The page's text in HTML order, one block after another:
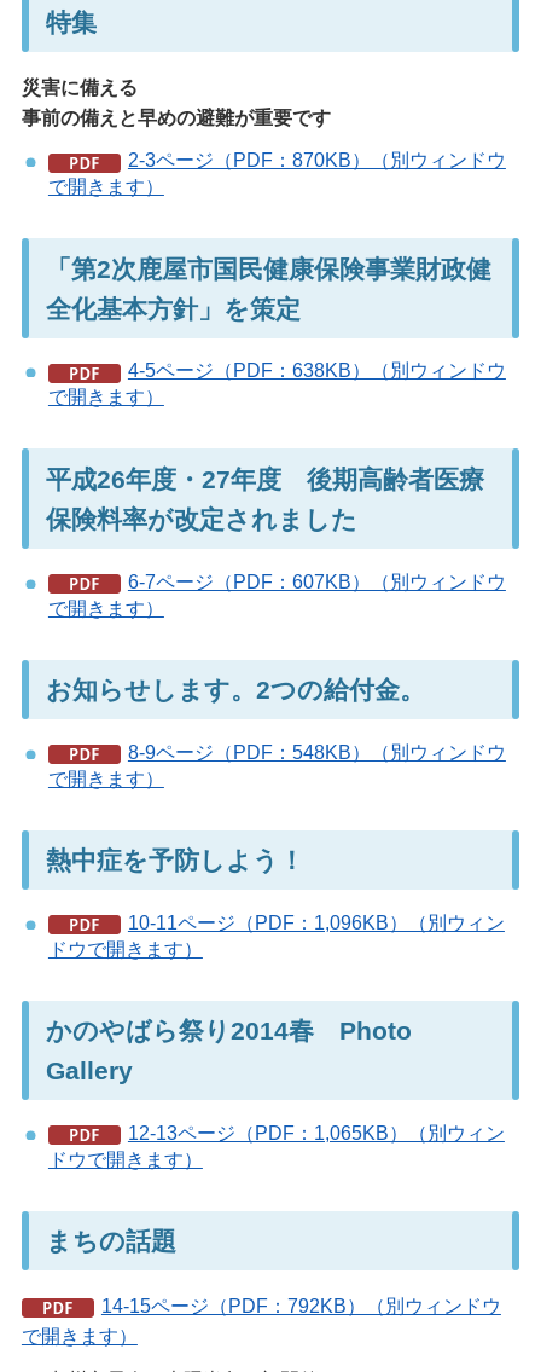
特集
災害に備える
事前の備えと早めの避難が重要です
2-3ページ（PDF：870KB）（別ウィンドウ
で開きます）
「第2次鹿屋市国民健康保険事業財政健
全化基本方針」を策定
4-5ページ（PDF：638KB）（別ウィンドウ
で開きます）
平成26年度・27年度 後期高齢者医療
保険料率が改定されました
6-7ページ（PDF：607KB）（別ウィンドウ
で開きます）
お知らせします。2つの給付金。
8-9ページ（PDF：548KB）（別ウィンドウ
で開きます）
熱中症を予防しよう！
10-11ページ（PDF：1,096KB）（別ウィン
ドウで開きます）
かのやばら祭り2014春 Photo
Gallery
12-13ページ（PDF：1,065KB）（別ウィン
ドウで開きます）
まちの話題
14-15ページ（PDF：792KB）（別ウィンドウ
で開きます）